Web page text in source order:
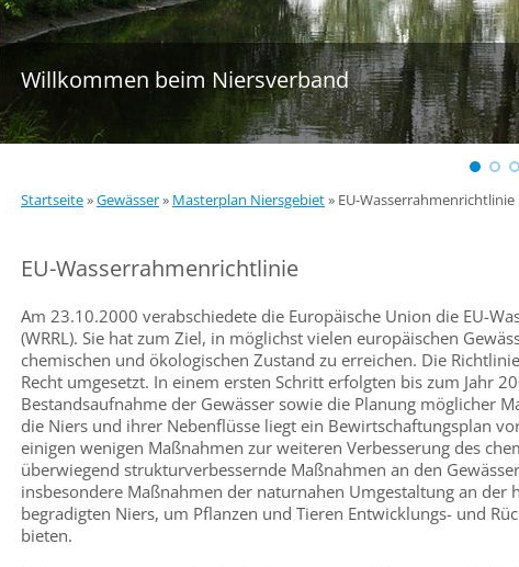
Willkommen beim Niersverband
Startseite»Gewässer» Masterplan Niersgebiet» EU-Wasserrahmenrichtlinie
EU-Wasserrahmenrichtlinie
Am 23.10.2000 verabschiedete die Europäische Union die EU-
(WRRL). Sie hat zum Ziel, in möglichst vielen europäischen
chemischen und ökologischen Zustand zu erreichen. Die
Recht umgesetzt. In einem ersten Schritt erfolgten bis zum Jahr
Bestandsaufnahme der Gewässer sowie die Planung möglicher
die Niers und ihrer Nebenflüsse liegt ein Bewirtschaftungsplan
einigen wenigen Maßnahmen zur weiteren Verbesserung des
überwiegend strukturverbessernde Maßnahmen an den
insbesondere Maßnahmen der naturnahen Umgestaltung an der
begradigten Niers, um Pflanzen und Tieren Entwicklungs- und
bieten.